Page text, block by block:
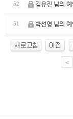
52 김유진 님의
51 박선영 님의
<